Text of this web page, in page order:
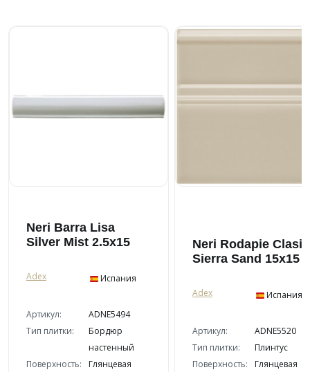
Neri Barra Lisa
Silver Mist 2.5x15
Adex Испания
Артикул:
ADNE5494
Тип плитки:
Бордюр
настенный
Поверхность:
Глянцевая
Neri Rodapie
Sierra Sand 15x15
Adex Испания
Артикул:
ADNE5520
Тип плитки:
Плинтус
Поверхность:
Глянцевая